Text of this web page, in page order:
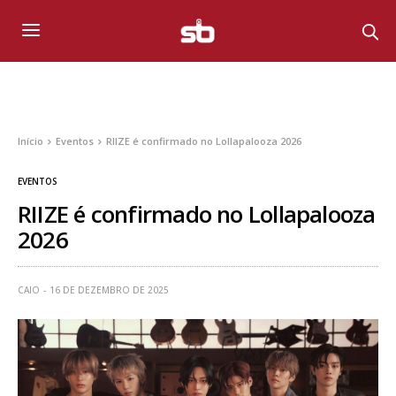
Início Eventos RIIZE é confirmado no Lollapalooza 2026
EVENTOS
RIIZE é confirmado no Lollapalooza
2026
CAIO 16 DE DEZEMBRO DE 2025